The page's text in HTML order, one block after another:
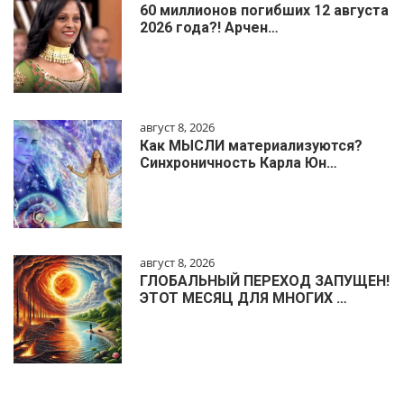
60 миллионов погибших 12 августа
2026 года?! Арчен…
август 8, 2026
Как МЫСЛИ материализуются?
Синхроничность Карла Юн…
август 8, 2026
ГЛОБАЛЬНЫЙ ПЕРЕХОД ЗАПУЩЕН!
ЭТОТ МЕСЯЦ ДЛЯ МНОГИХ …